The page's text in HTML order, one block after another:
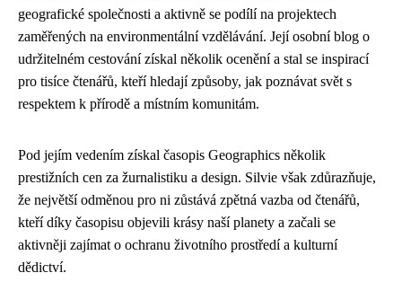
geografické společnosti a aktivně se podílí na projektech
zaměřených na environmentální vzdělávání. Její osobní blog o
udržitelném cestování získal několik ocenění a stal se inspirací
pro tisíce čtenářů, kteří hledají způsoby, jak poznávat svět s
respektem k přírodě a místním komunitám.
Pod jejím vedením získal časopis Geographics několik
prestižních cen za žurnalistiku a design. Silvie však zdůrazňuje,
že největší odměnou pro ni zůstává zpětná vazba od čtenářů,
kteří díky časopisu objevili krásy naší planety a začali se
aktivněji zajímat o ochranu životního prostředí a kulturní
dědictví.